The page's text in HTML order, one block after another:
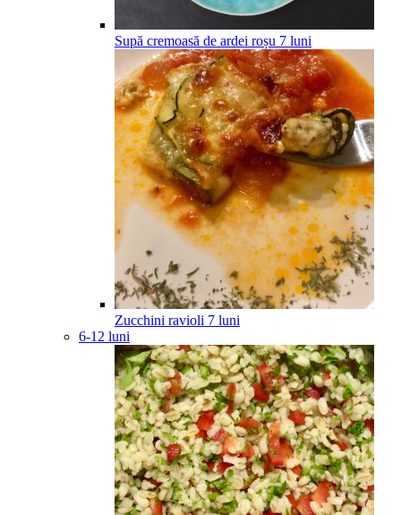
Supă cremoasă de ardei roșu 7 luni
Zucchini ravioli 7 luni
6-12 luni